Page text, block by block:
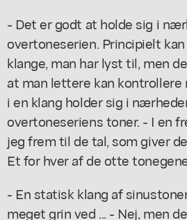
- Det er godt at holde sig i
overtoneserien. Principielt
klange, man har lyst til, men
at man lettere kan kontrollere
i en klang holder sig i
overtoneseriens toner. - I en
jeg frem til de tal, som giver
Et for hver af de otte
- En statisk klang af
meget grin ved ... - Nej, men